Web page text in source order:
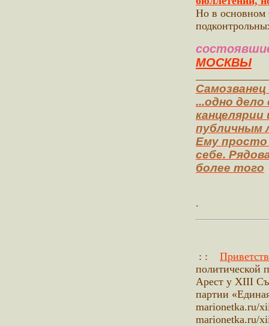
Но в основном
МОСКВЫ
...одно
канцелярии
публичным
Ему просто
себе.
более того
.
: :
политической
Арест у XIII
партии
marionetka.ru/
marionetka.ru/